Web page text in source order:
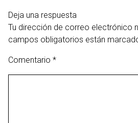
Deja una respuesta
Tu dirección de correo electrónico
campos obligatorios están
Comentario *